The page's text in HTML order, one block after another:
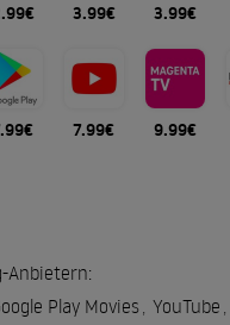
3.99€ 3.99€
7.99€ 9.99€
Anbietern:
Play Movies, YouTube ,